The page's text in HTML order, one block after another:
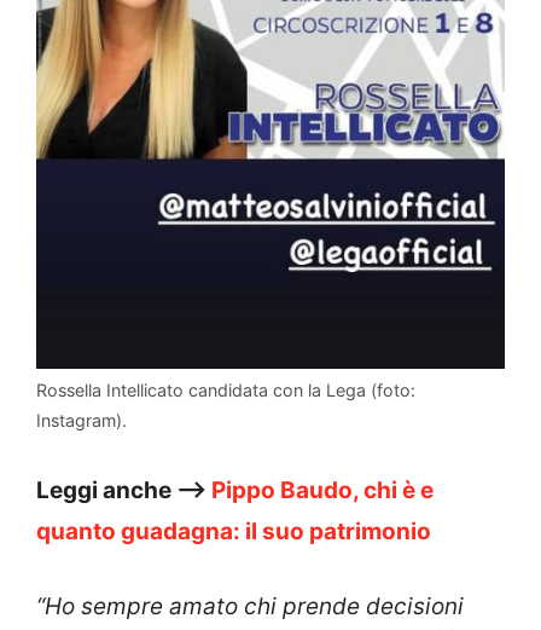
Rossella Intellicato candidata con la Lega (foto:
Instagram).
Leggi anche –> Pippo Baudo, chi è e
quanto guadagna: il suo patrimonio
“Ho sempre amato chi prende decisioni